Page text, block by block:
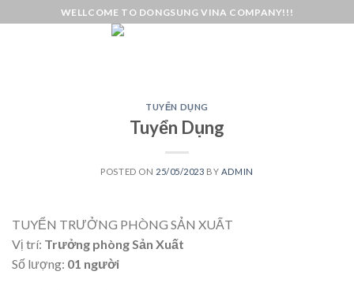
to
WELLCOME TO DONGSUNG VINA COMPANY!!!
TUYỂN DỤNG
Tuyển Dụng
POSTED ON 25/05/2023 BY ADMIN
TUYỂN TRƯỞNG PHÒNG SẢN XUẤT
Vị trí: Trưởng phòng Sản Xuất
Số lượng: 01 người